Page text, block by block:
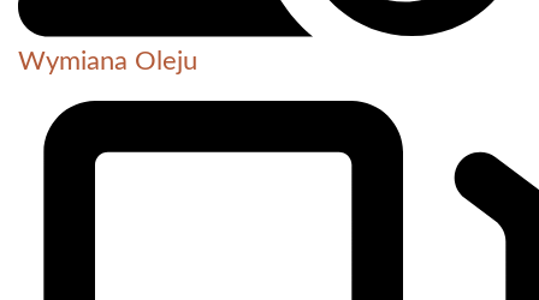
Wymiana Oleju